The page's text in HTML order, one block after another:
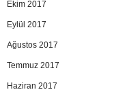
Ekim 2017
Eylül 2017
Ağustos 2017
Temmuz 2017
Haziran 2017